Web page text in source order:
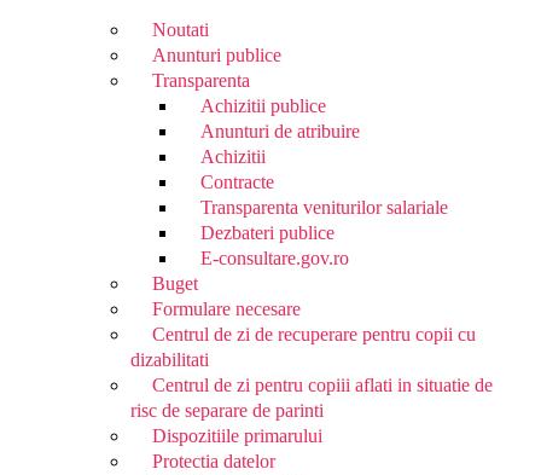
Noutati
Anunturi publice
Transparenta
Achizitii publice
Anunturi de atribuire
Achizitii
Contracte
Transparenta veniturilor salariale
Dezbateri publice
E-consultare.gov.ro
Buget
Formulare necesare
Centrul de zi de recuperare pentru copii cu
dizabilitati
Centrul de zi pentru copiii aflati in situatie de
risc de separare de parinti
Dispozitiile primarului
Protectia datelor